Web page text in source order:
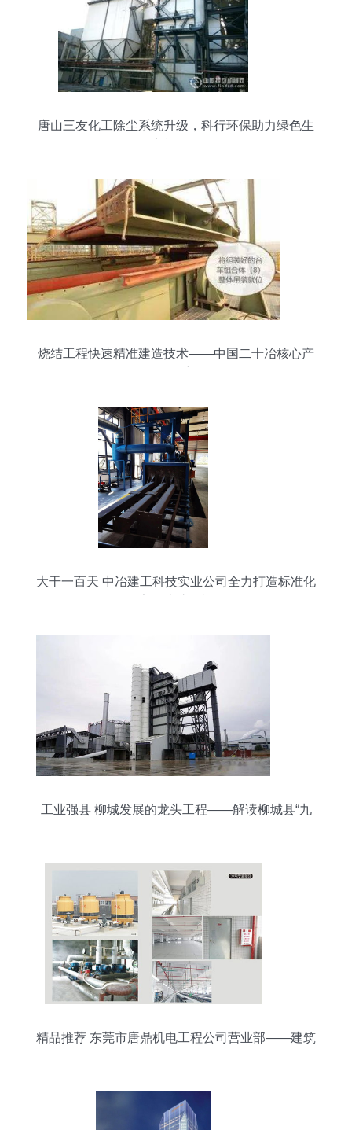
唐山三友化工除尘系统升级，科行环保助力绿色生
烧结工程快速精准建造技术——中国二十冶核心产
大干一百天 中冶建工科技实业公司全力打造标准化
工业强县 柳城发展的龙头工程——解读柳城县“九
精品推荐 东莞市唐鼎机电工程公司营业部——建筑